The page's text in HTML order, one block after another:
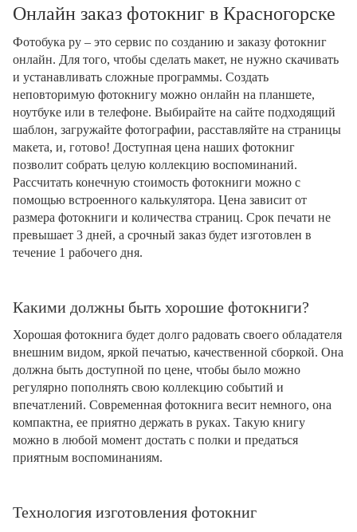
Онлайн заказ фотокниг в Красногорске
Фотобука ру – это сервис по созданию и заказу фотокниг
онлайн. Для того, чтобы сделать макет, не нужно скачивать
и устанавливать сложные программы. Создать
неповторимую фотокнигу можно онлайн на планшете,
ноутбуке или в телефоне. Выбирайте на сайте подходящий
шаблон, загружайте фотографии, расставляйте на страницы
макета, и, готово! Доступная цена наших фотокниг
позволит собрать целую коллекцию воспоминаний.
Рассчитать конечную стоимость фотокниги можно с
помощью встроенного калькулятора. Цена зависит от
размера фотокниги и количества страниц. Срок печати не
превышает 3 дней, а срочный заказ будет изготовлен в
течение 1 рабочего дня.
Какими должны быть хорошие фотокниги?
Хорошая фотокнига будет долго радовать своего обладателя
внешним видом, яркой печатью, качественной сборкой. Она
должна быть доступной по цене, чтобы было можно
регулярно пополнять свою коллекцию событий и
впечатлений. Современная фотокнига весит немного, она
компактна, ее приятно держать в руках. Такую книгу
можно в любой момент достать с полки и предаться
приятным воспоминаниям.
Технология изготовления фотокниг